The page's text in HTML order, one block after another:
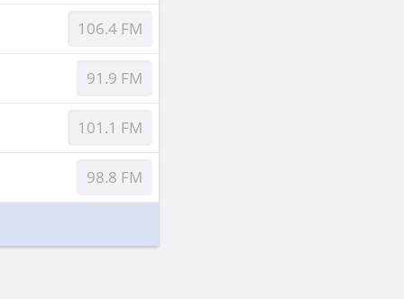
106.4 FM
91.9 FM
101.1 FM
98.8 FM